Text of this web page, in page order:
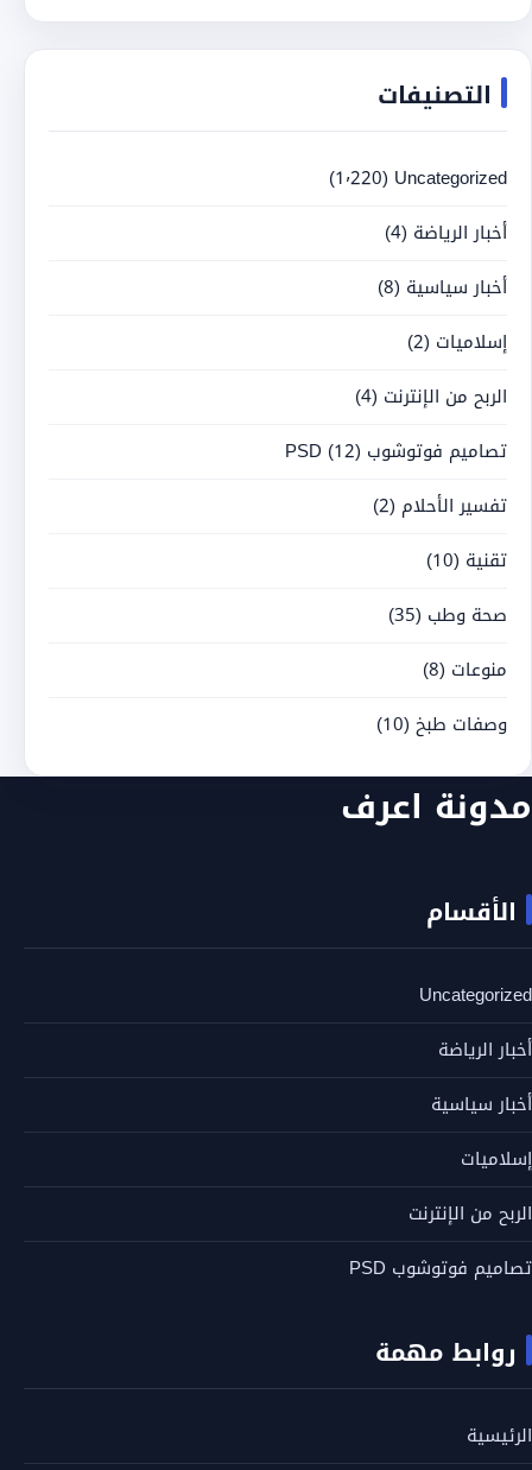
التصنيفات
Uncategorized (1٬220)
أخبار الرياضة (4)
أخبار سياسية (8)
إسلاميات (2)
الربح من الإنترنت (4)
تصاميم فوتوشوب PSD (12)
تفسير الأحلام (2)
تقنية (10)
صحة وطب (35)
منوعات (8)
وصفات طبخ (10)
مدونة اعرف
الأقسام
Uncategorized
أخبار الرياضة
أخبار سياسية
إسلاميات
الربح من الإنترنت
تصاميم فوتوشوب PSD
روابط مهمة
الرئيسية